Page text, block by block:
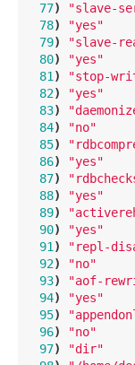
77)
"slave-
78)
"yes"
79)
"slave-
80)
"yes"
81 )
"stop-
82)
"yes"
83)
84)
"no"
85)
86)
"yes"
87)
88)
"yes"
89)
90)
"yes"
91 )
"repl-
92)
"no"
93)
"aof-
94)
"yes"
95)
96)
"no"
97)
"dir"